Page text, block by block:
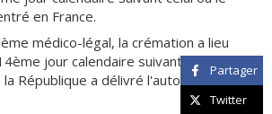
en France.
médico-légal, la crémation a lieu
jour calendaire suivant celui où
République a délivré l'autorisation
Partager
Twitter